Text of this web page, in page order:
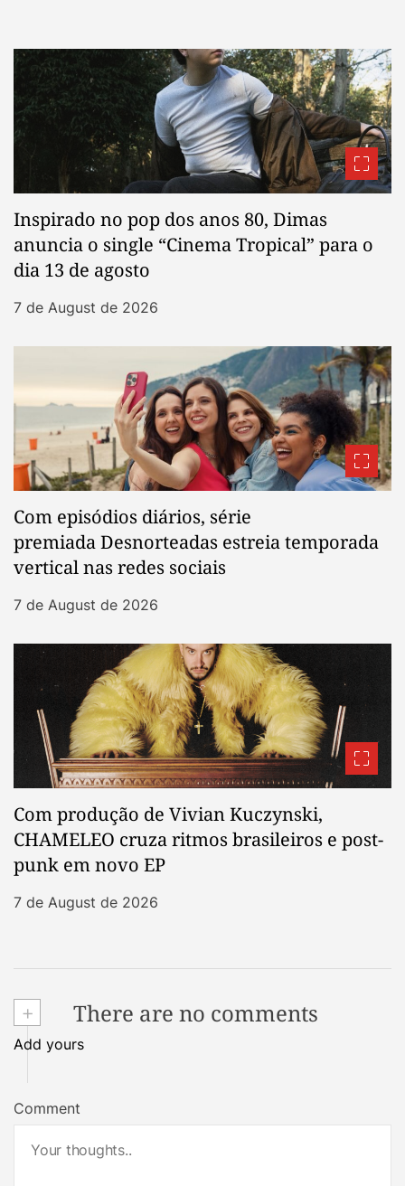
Inspirado no pop dos anos 80, Dimas
anuncia o single “Cinema Tropical” para o
dia 13 de agosto
7 de August de 2026
Com episódios diários, série
premiada Desnorteadas estreia temporada
vertical nas redes sociais
7 de August de 2026
Com produção de Vivian Kuczynski,
CHAMELEO cruza ritmos brasileiros e post-
punk em novo EP
7 de August de 2026
+ There are no comments
Add yours
Comment